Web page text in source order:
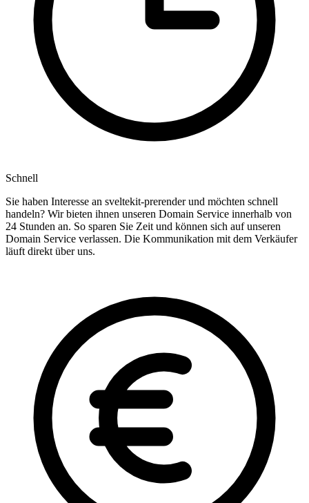
Schnell
Sie haben Interesse an sveltekit-prerender und möchten schnell
handeln? Wir bieten ihnen unseren Domain Service innerhalb von
24 Stunden an. So sparen Sie Zeit und können sich auf unseren
Domain Service verlassen. Die Kommunikation mit dem Verkäufer
läuft direkt über uns.